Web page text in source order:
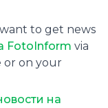
want to get news
FotoInform via
or on your
на